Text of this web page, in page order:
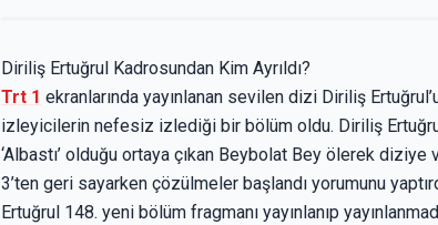
Diriliş Ertuğrul Kadrosundan Kim Ayrıldı?
Trt 1 ekranlarında yayınlanan sevilen dizi Diriliş
izleyicilerin nefesiz izlediği bir bölüm oldu. Diriliş
‘Albastı’ olduğu ortaya çıkan Beybolat Bey ölerek
3’ten geri sayarken çözülmeler başlandı yorumunu
Ertuğrul 148. yeni bölüm fragmanı yayınlanıp